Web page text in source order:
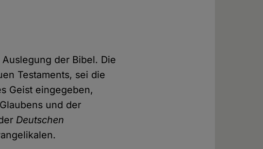
der Bibel. Die
Testaments, sei die
Geist eingegeben,
und der
Deutschen